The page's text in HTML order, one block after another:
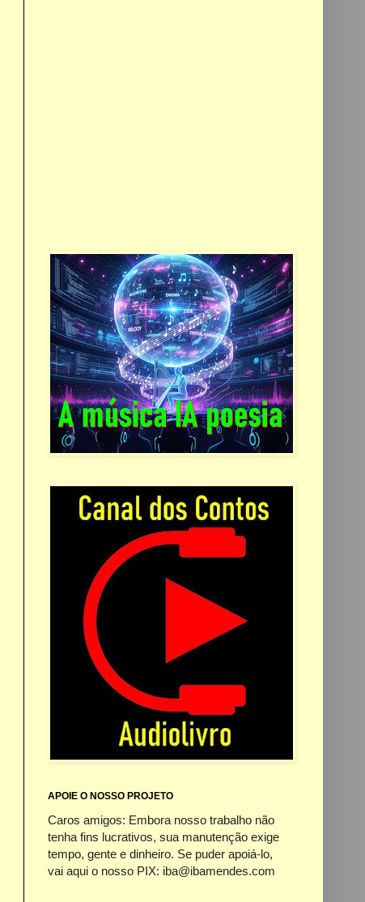
APOIE O NOSSO PROJETO
Caros amigos: Embora nosso trabalho não
tenha fins lucrativos, sua manutenção exige
tempo, gente e dinheiro. Se puder apoiá-lo,
vai aqui o nosso PIX: iba@ibamendes.com